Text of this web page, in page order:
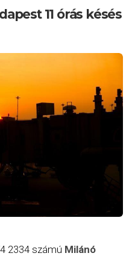
11 órás késés
2334 számú Milánó